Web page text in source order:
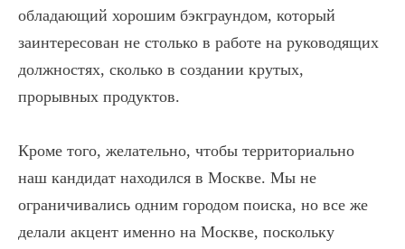
обладающий хорошим бэкграундом, который
заинтересован не столько в работе на руководящих
должностях, сколько в создании крутых,
прорывных продуктов.
Кроме того, желательно, чтобы территориально
наш кандидат находился в Москве. Мы не
ограничивались одним городом поиска, но все же
делали акцент именно на Москве, поскольку